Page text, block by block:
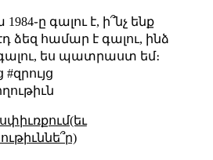
գալու է, ի՞նչ ենք
ձեզ համար է գալու, ինձ
ես պատրաստ եմ։
#զրույց